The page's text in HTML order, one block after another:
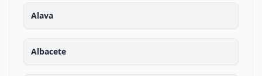
Alava
Albacete